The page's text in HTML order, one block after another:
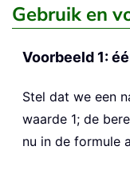
Gebruik en
Voorbeeld 1:
Stel dat we een
waarde 1; de
nu in de formule